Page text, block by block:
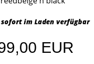
sofort im Laden verfügbar
EUR